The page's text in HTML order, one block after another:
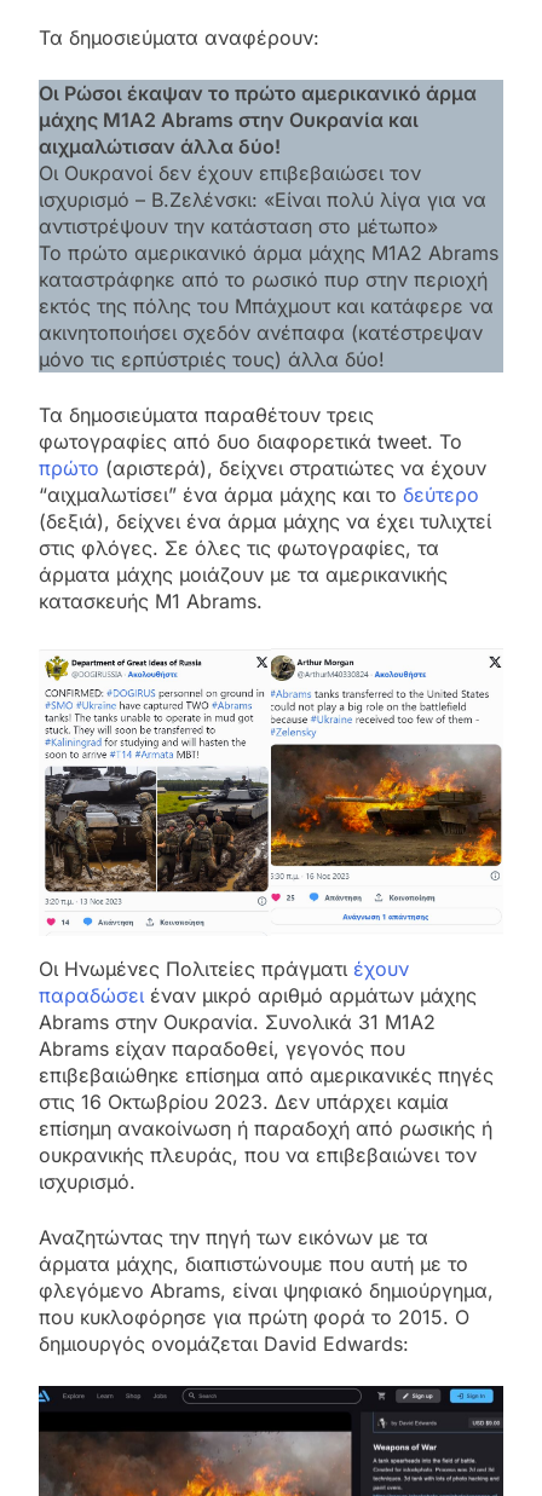
Τα δημοσιεύματα αναφέρουν:
Οι Ρώσοι έκαψαν το πρώτο αμερικανικό άρμα
μάχης M1A2 Abrams στην Ουκρανία και
αιχμαλώτισαν άλλα δύο!
Οι Ουκρανοί δεν έχουν επιβεβαιώσει τον
ισχυρισμό – Β.Ζελένσκι: «Είναι πολύ λίγα για να
αντιστρέψουν την κατάσταση στο μέτωπο»
Το πρώτο αμερικανικό άρμα μάχης Μ1Α2 Abrams
καταστράφηκε από το ρωσικό πυρ στην περιοχή
εκτός της πόλης του Μπάχμουτ και κατάφερε να
ακινητοποιήσει σχεδόν ανέπαφα (κατέστρεψαν
μόνο τις ερπύστριές τους) άλλα δύο!
Τα δημοσιεύματα παραθέτουν τρεις
φωτογραφίες από δυο διαφορετικά tweet. Το
πρώτο (αριστερά), δείχνει στρατιώτες να έχουν
“αιχμαλωτίσει” ένα άρμα μάχης και το δεύτερο
(δεξιά), δείχνει ένα άρμα μάχης να έχει τυλιχτεί
στις φλόγες. Σε όλες τις φωτογραφίες, τα
άρματα μάχης μοιάζουν με τα αμερικανικής
κατασκευής M1 Abrams.
Οι Ηνωμένες Πολιτείες πράγματι έχουν
παραδώσει έναν μικρό αριθμό αρμάτων μάχης
Abrams στην Ουκρανία. Συνολικά 31 M1A2
Abrams είχαν παραδοθεί, γεγονός που
επιβεβαιώθηκε επίσημα από αμερικανικές πηγές
στις 16 Οκτωβρίου 2023. Δεν υπάρχει καμία
επίσημη ανακοίνωση ή παραδοχή από ρωσικής ή
ουκρανικής πλευράς, που να επιβεβαιώνει τον
ισχυρισμό.
Αναζητώντας την πηγή των εικόνων με τα
άρματα μάχης, διαπιστώνουμε που αυτή με το
φλεγόμενο Abrams, είναι ψηφιακό δημιούργημα,
που κυκλοφόρησε για πρώτη φορά το 2015. Ο
δημιουργός ονομάζεται David Edwards: